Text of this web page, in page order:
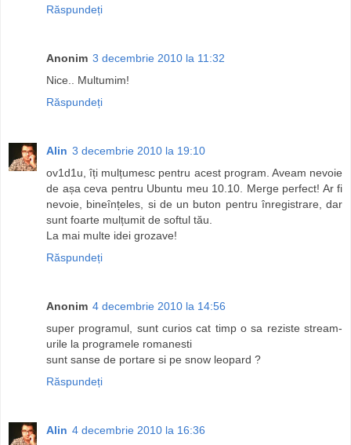
Răspundeți
Anonim 3 decembrie 2010 la 11:32
Nice.. Multumim!
Răspundeți
Alin 3 decembrie 2010 la 19:10
ov1d1u, îți mulțumesc pentru acest program. Aveam nevoie
de așa ceva pentru Ubuntu meu 10.10. Merge perfect! Ar fi
nevoie, bineînțeles, si de un buton pentru înregistrare, dar
sunt foarte mulțumit de softul tău.
La mai multe idei grozave!
Răspundeți
Anonim 4 decembrie 2010 la 14:56
super programul, sunt curios cat timp o sa reziste stream-
urile la programele romanesti
sunt sanse de portare si pe snow leopard ?
Răspundeți
Alin 4 decembrie 2010 la 16:36